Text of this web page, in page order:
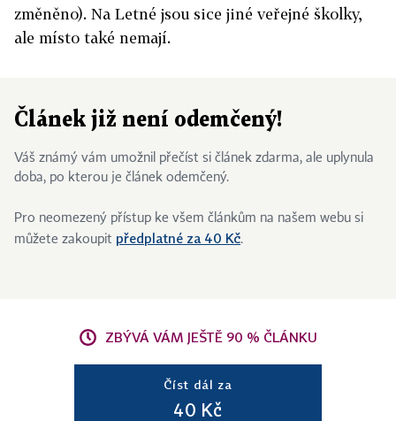
změněno). Na Letné jsou sice jiné veřejné školky,
ale místo také nemají.
Článek již není odemčený!
Váš známý vám umožnil přečíst si článek zdarma, ale uplynula
doba, po kterou je článek odemčený.
Pro neomezený přístup ke všem článkům na našem webu si
můžete zakoupit předplatné za 40 Kč.
ZBÝVÁ VÁM JEŠTĚ 90 % ČLÁNKU
Číst dál za
40 Kč